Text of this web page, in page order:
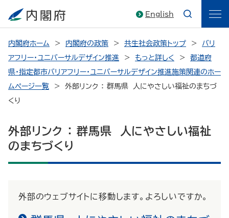
English
内閣府ホーム 内閣府の政策 共生社会政策トップ
バリ
アフリー・ユニバーサルデザイン推進
もっと詳しく
都道府
県・指定都市バリアフリー・ユニバーサルデザイン推進施策関連のホー
ムページ一覧
外部リンク ： 群馬県 人にやさしい福祉のまちづ
くり
外部リンク ： 群馬県 人にやさしい福祉
のまちづくり
外部のウェブサイトに移動します。よろしいですか。